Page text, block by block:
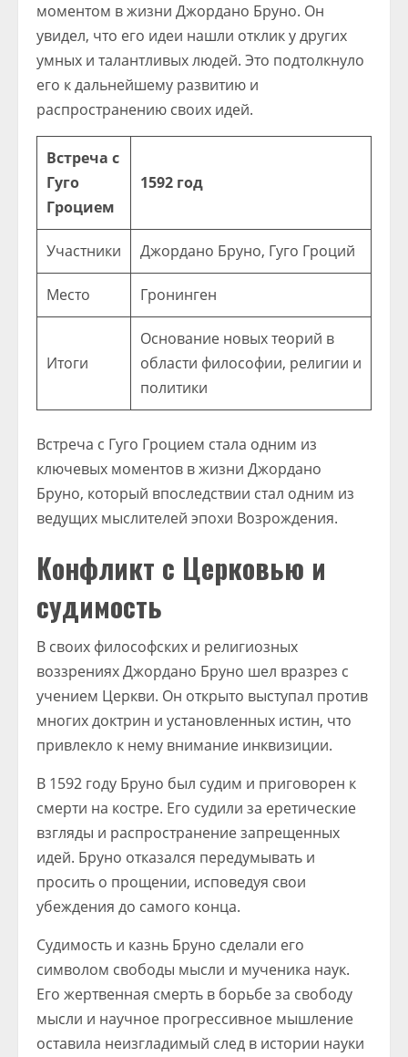
моментом в жизни Джордано Бруно. Он
увидел, что его идеи нашли отклик у других
умных и талантливых людей. Это подтолкнуло
его к дальнейшему развитию и
распространению своих идей.
Встреча с
Гуго
Гроцием
1592 год
Участники Джордано Бруно, Гуго Гроций
Место Гронинген
Итоги
Основание новых теорий в
области философии, религии и
политики
Встреча с Гуго Гроцием стала одним из
ключевых моментов в жизни Джордано
Бруно, который впоследствии стал одним из
ведущих мыслителей эпохи Возрождения.
Конфликт с Церковью и
судимость
В своих философских и религиозных
воззрениях Джордано Бруно шел вразрез с
учением Церкви. Он открыто выступал против
многих доктрин и установленных истин, что
привлекло к нему внимание инквизиции.
В 1592 году Бруно был судим и приговорен к
смерти на костре. Его судили за еретические
взгляды и распространение запрещенных
идей. Бруно отказался передумывать и
просить о прощении, исповедуя свои
убеждения до самого конца.
Судимость и казнь Бруно сделали его
символом свободы мысли и мученика наук.
Его жертвенная смерть в борьбе за свободу
мысли и научное прогрессивное мышление
оставила неизгладимый след в истории науки